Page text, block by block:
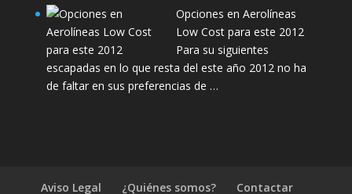
Opciones en Aerolíneas
Low Cost para este 2012
Para su siguientes
escapadas en lo que resta del este año 2012 no ha
de faltar en sus preferencias de …
Aviso Legal ¿Quiénes somos? Contactar